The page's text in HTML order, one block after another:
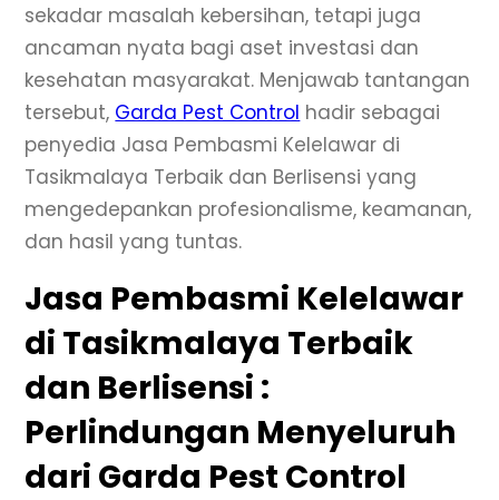
sekadar masalah kebersihan, tetapi juga
ancaman nyata bagi aset investasi dan
kesehatan masyarakat. Menjawab tantangan
tersebut, Garda Pest Control hadir sebagai
penyedia Jasa Pembasmi Kelelawar di
Tasikmalaya Terbaik dan Berlisensi yang
mengedepankan profesionalisme, keamanan,
dan hasil yang tuntas.
Jasa Pembasmi Kelelawar
di Tasikmalaya Terbaik
dan Berlisensi :
Perlindungan Menyeluruh
dari Garda Pest Control